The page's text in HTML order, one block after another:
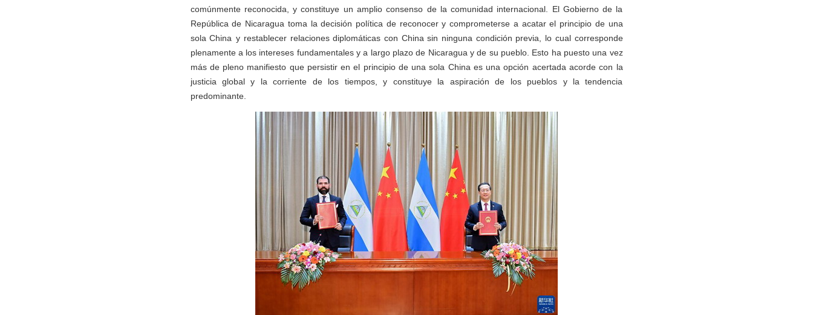
comúnmente reconocida, y constituye un amplio consenso de la comunidad internacional. El Gobierno de la
República de Nicaragua toma la decisión política de reconocer y comprometerse a acatar el principio de una
sola China y restablecer relaciones diplomáticas con China sin ninguna condición previa, lo cual corresponde
plenamente a los intereses fundamentales y a largo plazo de Nicaragua y de su pueblo. Esto ha puesto una vez
más de pleno manifiesto que persistir en el principio de una sola China es una opción acertada acorde con la
justicia global y la corriente de los tiempos, y constituye la aspiración de los pueblos y la tendencia
predominante.